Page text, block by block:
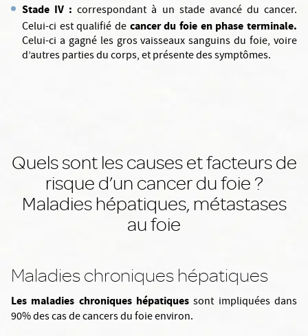
Stade IV : correspondant à un stade avancé du cancer.
Celui-ci est qualifié de cancer du foie en phase terminale.
Celui-ci a gagné les gros vaisseaux sanguins du foie, voire
d’autres parties du corps, et présente des symptômes.
Quels sont les causes et facteurs de
risque d’un cancer du foie ?
Maladies hépatiques, métastases
au foie
Maladies chroniques hépatiques
Les maladies chroniques hépatiques sont impliquées dans
90% des cas de cancers du foie environ.